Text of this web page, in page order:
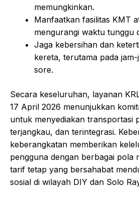
memungkinkan.
Manfaatkan fasilitas KMT
mengurangi waktu tunggu
Jaga kebersihan dan
kereta, terutama pada
sore.
Secara keseluruhan, layanan
17 April 2026 menunjukkan
untuk menyediakan transportasi
terjangkau, dan terintegrasi.
keberangkatan memberikan
pengguna dengan berbagai pola
tarif tetap yang bersahabat
sosial di wilayah DIY dan Solo